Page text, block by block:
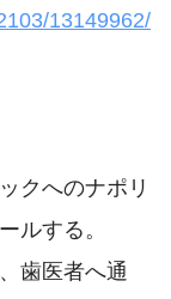
13149962/
クへのナポリ
ルする。
歯医者へ通